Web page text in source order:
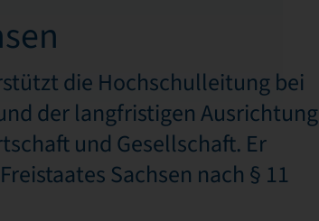
die Hochschulleitung bei
der langfristigen Ausrichtung
und Gesellschaft. Er
Sachsen nach § 11